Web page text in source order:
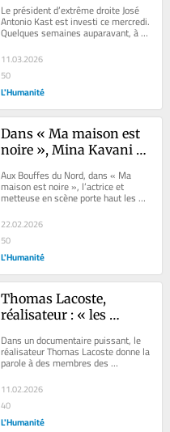
nouveau président et
fils de nazi, José
Le président d’extrême droite José
Antonio Kast est investi ce mercredi.
Quelques semaines auparavant, à
Santiago du Chili, son élection a fait...
11.03.2026
50
L'Humanité
Dans « Ma maison est
noire », Mina Kavani
poétesse Forough
Farrokhzad
Aux Bouffes du Nord, dans « Ma
maison est noire », l’actrice et
metteuse en scène porte haut les
mots de la poétesse iranienne, dont
la...
22.02.2026
50
L'Humanité
Thomas Lacoste,
réalisateur : « les
Terre sont riches de
l’histoire des luttes
Dans un documentaire puissant, le
réalisateur Thomas Lacoste donne la
parole à des membres des
Soulèvements de la Terre, rendant
visages et voix à...
11.02.2026
40
L'Humanité